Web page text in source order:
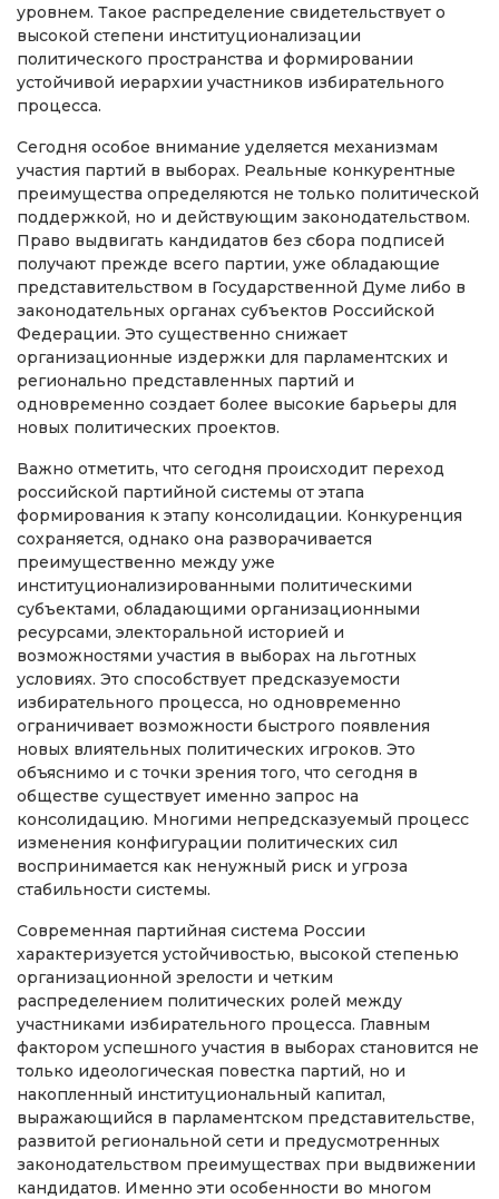
уровнем. Такое распределение свидетельствует о
высокой степени институционализации
политического пространства и формировании
устойчивой иерархии участников избирательного
процесса.
Сегодня особое внимание уделяется механизмам
участия партий в выборах. Реальные конкурентные
преимущества определяются не только политической
поддержкой, но и действующим законодательством.
Право выдвигать кандидатов без сбора подписей
получают прежде всего партии, уже обладающие
представительством в Государственной Думе либо в
законодательных органах субъектов Российской
Федерации. Это существенно снижает
организационные издержки для парламентских и
регионально представленных партий и
одновременно создает более высокие барьеры для
новых политических проектов.
Важно отметить, что сегодня происходит переход
российской партийной системы от этапа
формирования к этапу консолидации. Конкуренция
сохраняется, однако она разворачивается
преимущественно между уже
институционализированными политическими
субъектами, обладающими организационными
ресурсами, электоральной историей и
возможностями участия в выборах на льготных
условиях. Это способствует предсказуемости
избирательного процесса, но одновременно
ограничивает возможности быстрого появления
новых влиятельных политических игроков. Это
объяснимо и с точки зрения того, что сегодня в
обществе существует именно запрос на
консолидацию. Многими непредсказуемый процесс
изменения конфигурации политических сил
воспринимается как ненужный риск и угроза
стабильности системы.
Современная партийная система России
характеризуется устойчивостью, высокой степенью
организационной зрелости и четким
распределением политических ролей между
участниками избирательного процесса. Главным
фактором успешного участия в выборах становится не
только идеологическая повестка партий, но и
накопленный институциональный капитал,
выражающийся в парламентском представительстве,
развитой региональной сети и предусмотренных
законодательством преимуществах при выдвижении
кандидатов. Именно эти особенности во многом